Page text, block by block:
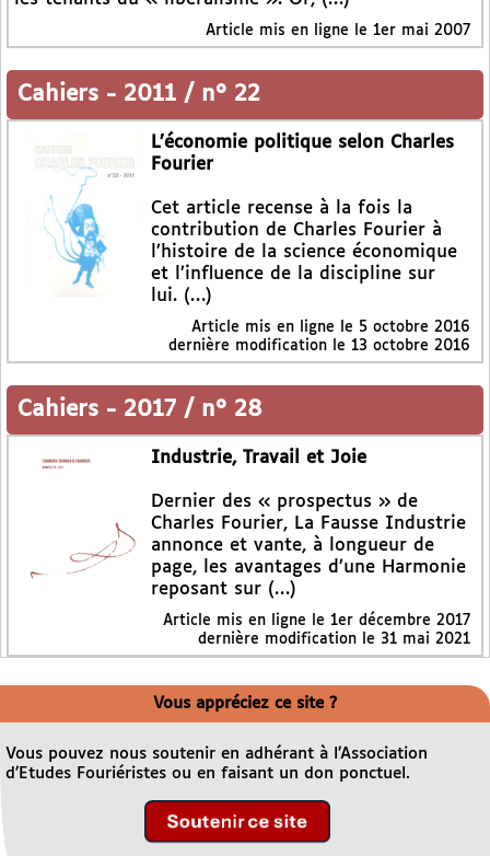
Article mis en ligne le 1er mai 2007
Cahiers - 2011 / n° 22
L’économie politique selon Charles
Fourier
Cet article recense à la fois la
contribution de Charles Fourier à
l’histoire de la science économique
et l’influence de la discipline sur
lui. (…)
Article mis en ligne le 5 octobre 2016
dernière modification le 13 octobre 2016
Cahiers - 2017 / n° 28
Industrie, Travail et Joie
Dernier des « prospectus » de
Charles Fourier, La Fausse Industrie
annonce et vante, à longueur de
page, les avantages d’une Harmonie
reposant sur (…)
Article mis en ligne le 1er décembre 2017
dernière modification le 31 mai 2021
Vous appréciez ce site ?
Vous pouvez nous soutenir en adhérant à l’Association
d’Etudes Fouriéristes ou en faisant un don ponctuel.